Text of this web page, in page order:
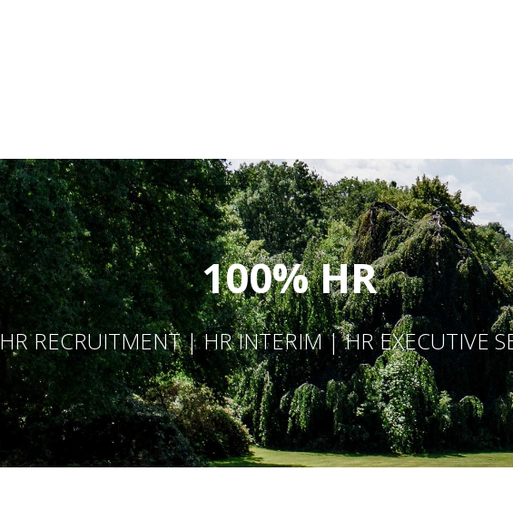
100% HR
HR RECRUITMENT | HR INTERIM | HR EXECUTIVE